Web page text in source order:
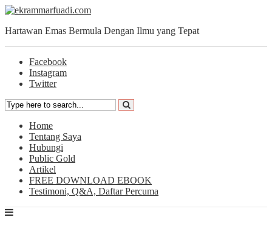
Hartawan Emas Bermula Dengan Ilmu yang Tepat
Facebook
Instagram
Twitter
Home
Tentang Saya
Hubungi
Public Gold
Artikel
FREE DOWNLOAD EBOOK
Testimoni, Q&A, Daftar Percuma